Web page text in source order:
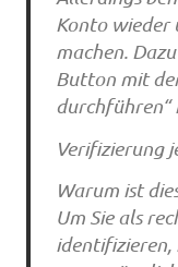
Konto wieder
machen.
Button mit
durchführen“
Verifizierung
Warum ist
Um Sie als
identifizieren,